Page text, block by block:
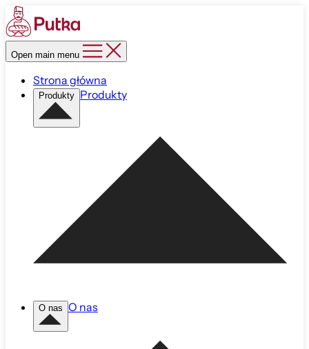
Open main menu
Strona główna
Produkty Produkty
O nas O nas